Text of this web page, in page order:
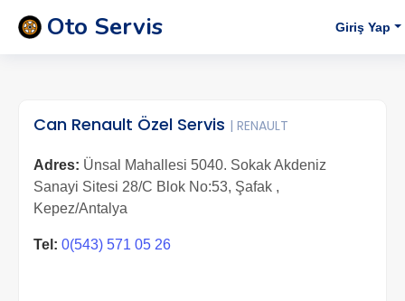
Oto Servis Giriş Yap
Can Renault Özel Servis | RENAULT
Adres: Ünsal Mahallesi 5040. Sokak Akdeniz
Sanayi Sitesi 28/C Blok No:53, Şafak ,
Kepez/Antalya
Tel: 0(543) 571 05 26